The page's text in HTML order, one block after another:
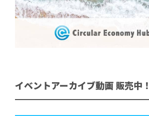
イベントアーカイブ動画 販売中！